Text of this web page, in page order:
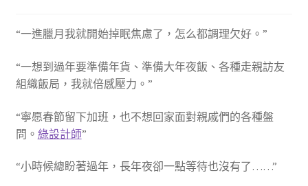
“一進臘月我就開始掉眠焦慮了，怎么都調理欠好。”
“一想到過年要準備年貨、準備大年夜飯、各種走親訪友
組織飯局，我就倍感壓力。”
“寧愿春節留下加班，也不想回家面對親戚們的各種盤
問。 綠設計師”
“小時候總盼著過年，長年夜卻一點等待也沒有了……”